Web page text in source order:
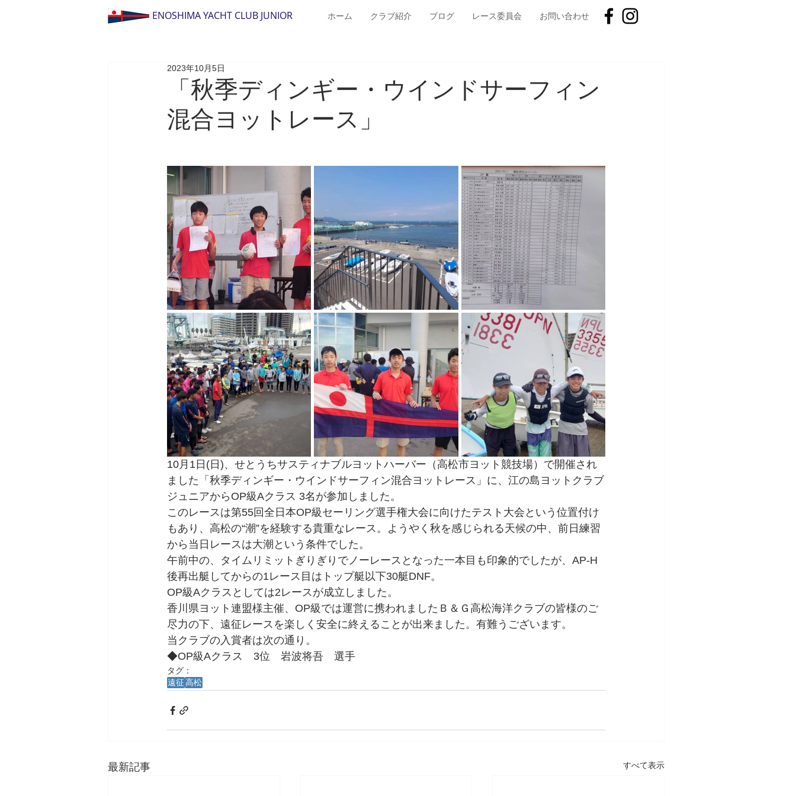
ENOSHIMA YACHT CLUB JUNIOR ホーム クラブ紹介 ブログ レース委員会 お問い合わせ
「秋季ディンギー・ウインドサーフィン
混合ヨットレース」
2023年10月5日
10月1日(日)、せとうちサスティナブルヨットハーバー（高松市ヨット競技場）で開催され
ました「秋季ディンギー・ウインドサーフィン混合ヨットレース」に、江の島ヨットクラブ
ジュニアからOP級Aクラス 3名が参加しました。
このレースは第55回全日本OP級セーリング選手権大会に向けたテスト大会という位置付け
もあり、高松の“潮”を経験する貴重なレース。ようやく秋を感じられる天候の中、前日練習
から当日レースは大潮という条件でした。
午前中の、タイムリミットぎりぎりでノーレースとなった一本目も印象的でしたが、AP-H
後再出艇してからの1レース目はトップ艇以下30艇DNF。
OP級Aクラスとしては2レースが成立しました。
香川県ヨット連盟様主催、OP級では運営に携われましたＢ＆Ｇ高松海洋クラブの皆様のご
尽力の下、遠征レースを楽しく安全に終えることが出来ました。有難うございます。
当クラブの入賞者は次の通り。
◆OP級Aクラス　3位　岩波将吾　選手
タグ：
遠征高松
最新記事 すべて表示